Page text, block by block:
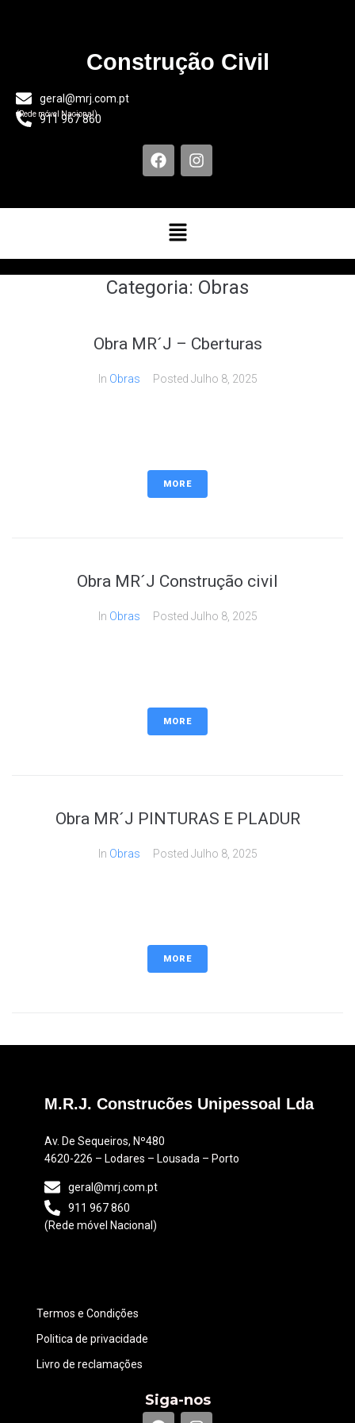
Construção Civil
geral@mrj.com.pt
911 967 860
(Rede móvel Nacional)
Categoria: Obras
Obra MR´J – Cberturas
In Obras Posted Julho 8, 2025
MORE
Obra MR´J Construção civil
In Obras Posted Julho 8, 2025
MORE
Obra MR´J PINTURAS E PLADUR
In Obras Posted Julho 8, 2025
MORE
M.R.J. Construcões Unipessoal Lda
Av. De Sequeiros, Nº480
4620-226 – Lodares – Lousada – Porto
geral@mrj.com.pt
911 967 860
(Rede móvel Nacional)
Termos e Condições
Politica de privacidade
Livro de reclamações
Siga-nos